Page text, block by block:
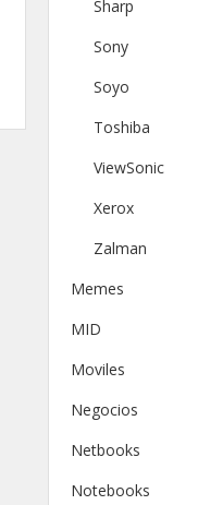
Sharp
Sony
Soyo
Toshiba
ViewSonic
Xerox
Zalman
Memes
MID
Moviles
Negocios
Netbooks
Notebooks